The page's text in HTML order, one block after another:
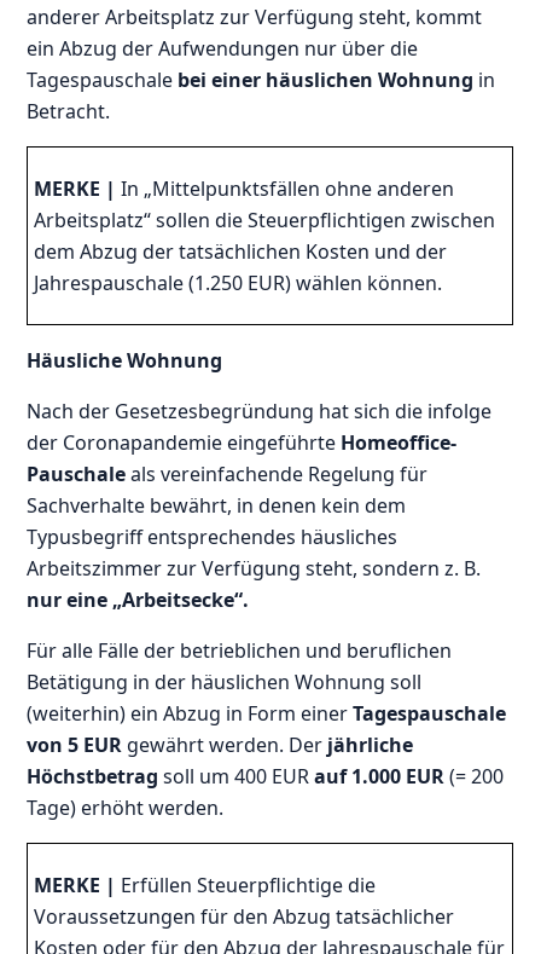
anderer Arbeitsplatz zur Verfügung steht, kommt
ein Abzug der Aufwendungen nur über die
Tagespauschale bei einer häuslichen Wohnung in
Betracht.
MERKE |In „Mittelpunktsfällen ohne anderen
Arbeitsplatz“ sollen die Steuerpflichtigen zwischen
dem Abzug der tatsächlichen Kosten und der
Jahrespauschale (1.250 EUR) wählen können.
Häusliche Wohnung
Nach der Gesetzesbegründung hat sich die infolge
der Coronapandemie eingeführte Homeoffice-
Pauschaleals vereinfachende Regelung für
Sachverhalte bewährt, in denen kein dem
Typusbegriff entsprechendes häusliches
Arbeitszimmer zur Verfügung steht, sondern z. B.
nur eine „Arbeitsecke“.
Für alle Fälle der betrieblichen und beruflichen
Betätigung in der häuslichen Wohnung soll
(weiterhin) ein Abzug in Form einerTagespauschale
von 5 EUR gewährt werden. Der jährliche
Höchstbetrag soll um 400 EURauf 1.000 EUR(= 200
Tage)erhöht werden.
MERKE | Erfüllen Steuerpflichtige die
Voraussetzungen für den Abzug tatsächlicher
Kosten oder für den Abzug der Jahrespauschale für